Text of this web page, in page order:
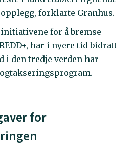
forklarte Granhus.
for å bremse
har i nyere tid bidratt
i den tredje verden har
for